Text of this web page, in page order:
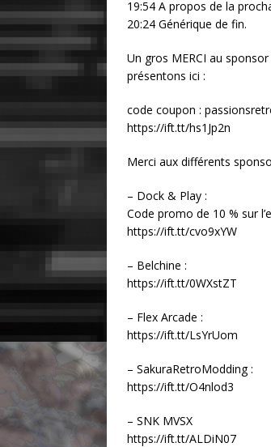
19:54 A propos de la
20:24 Générique de fin.
Un gros MERCI au
présentons ici :
code coupon :
https://ift.tt/hs1Jp2n
Merci aux différents
– Dock & Play :
Code promo de 10 % sur
https://ift.tt/cvo9xYW
– Belchine :
https://ift.tt/0WXstZT
– Flex Arcade :
https://ift.tt/LsYrUom
– SakuraRetroModding :
https://ift.tt/O4nlod3
– SNK MVSX
https://ift.tt/ALDiN07